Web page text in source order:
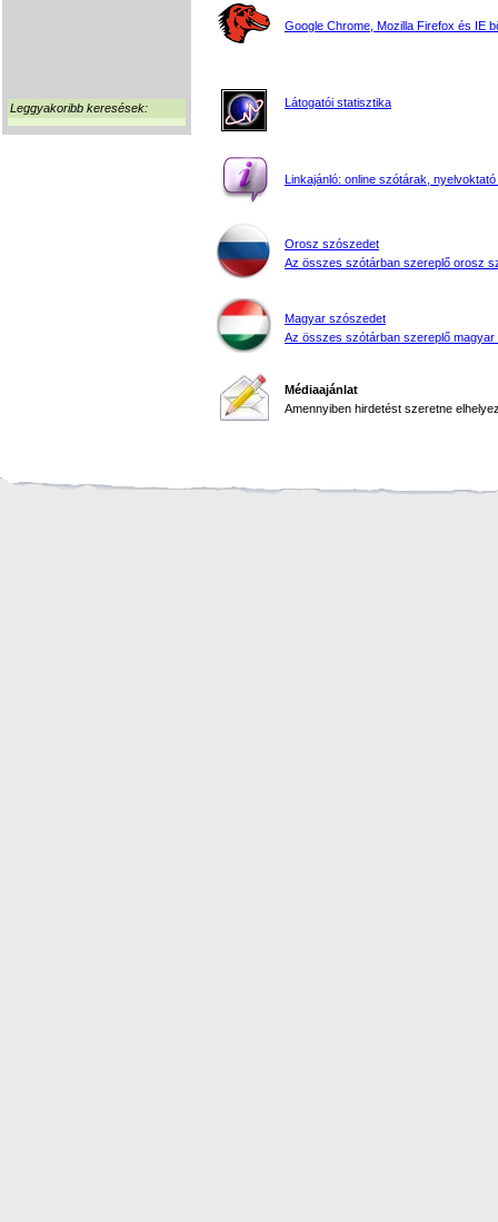
Leggyakoribb keresések:
Google Chrome, Mozilla Firefox és IE
Látogatói statisztika
Linkajánló: online szótárak, nyelvoktató
Orosz szószedet
Az összes szótárban szereplő orosz
Magyar szószedet
Az összes szótárban szereplő magyar
Médiaajánlat
Amennyiben hirdetést szeretne